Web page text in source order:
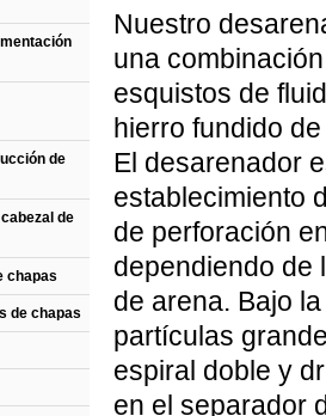
de
de
chapas
de chapas
Nuestro
una
esquistos de
hierro fundido
El desarenador
establecimiento
de perforación
dependiendo de
de arena. Bajo
partículas
espiral doble y
en el separador